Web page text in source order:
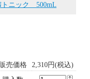
ニック 500mL
売価格
2,310円(税込)